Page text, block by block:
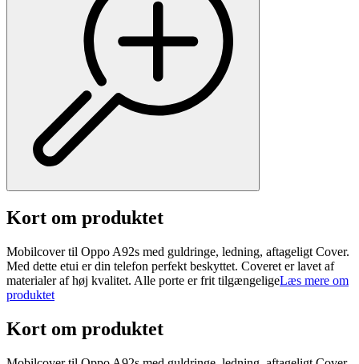
Kort om produktet
Mobilcover til Oppo A92s med guldringe, ledning, aftageligt Cover.
Med dette etui er din telefon perfekt beskyttet. Coveret er lavet af
materialer af høj kvalitet. Alle porte er frit tilgængeligeLæs mere om
produktet
Kort om produktet